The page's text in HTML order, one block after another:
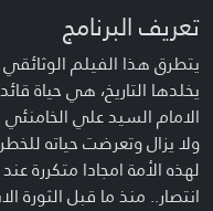
تعريف البرنامج
يتطرق هذا الفيلم
يخلدها التاريخ، هي حياة
الامام السيد علي
ولا يزال وتعرضت حياته
لهذه الأمة امجادا متكررة
انتصار.. منذ ما قبل الثورة